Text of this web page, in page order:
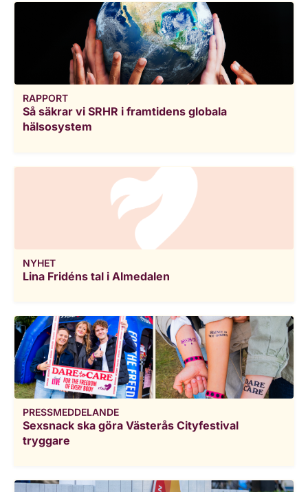
RAPPORT
Så säkrar vi SRHR i framtidens globala
hälsosystem
NYHET
Lina Fridéns tal i Almedalen
PRESSMEDDELANDE
Sexsnack ska göra Västerås Cityfestival
tryggare